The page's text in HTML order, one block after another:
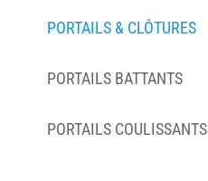
PORTAILS & CLÔTURES
PORTAILS BATTANTS
PORTAILS COULISSANTS